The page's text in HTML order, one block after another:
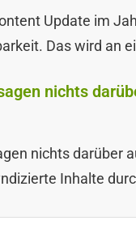
Update im
Das wird an
nichts
nichts darüber
Inhalte